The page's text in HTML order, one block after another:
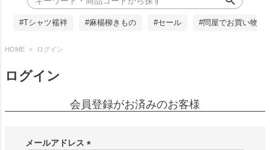
#Tシャツ襦袢 #麻楊柳きもの #セール #問屋でお買い物
HOME ログイン
ログイン
会員登録がお済みのお客様
メールアドレス